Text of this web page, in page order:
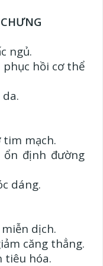
ngủ.
phục hồi cơ thể
tim mạch.
ổn định đường
dáng.
dịch.
căng thẳng.
tiêu hóa.